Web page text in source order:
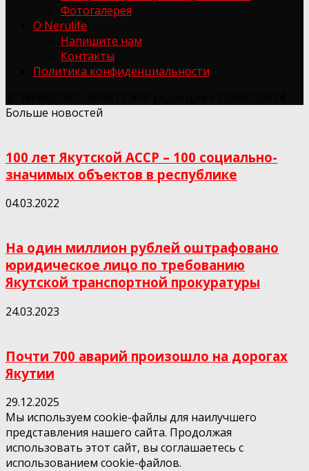
Фотогалерея
О Nerulife
Напишите нам
Контакты
Политика конфиденциальности
Больше новостей
100 лет Якутской АССР – 100 социально-
значимых объектов в республике
04.03.2022
На один миллион рублей оштрафовано
юридическое лицо по требованию
Якутской транспортной прокуратуры
24.03.2023
Почти 700 аварий произошло на дорогах
Якутии
29.12.2025
Мы используем cookie-файлы для наилучшего
представления нашего сайта. Продолжая
использовать этот сайт, вы соглашаетесь с
использованием cookie-файлов.